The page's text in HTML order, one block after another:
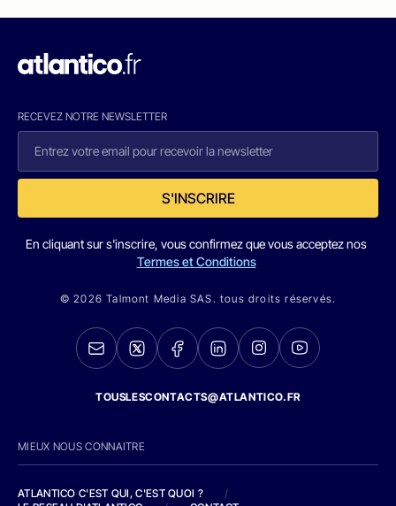
RECEVEZ NOTRE NEWSLETTER
S'INSCRIRE
En cliquant sur s'inscrire, vous confirmez que vous acceptez nos
Termes et Conditions
© 2026 Talmont Media SAS. tous droits réservés.
TOUSLESCONTACTS@ATLANTICO.FR
MIEUX NOUS CONNAITRE
ATLANTICO C'EST QUI, C'EST QUOI ?
/